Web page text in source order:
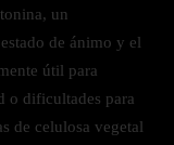
un
de ánimo y el
útil para
o dificultades para
de celulosa vegetal